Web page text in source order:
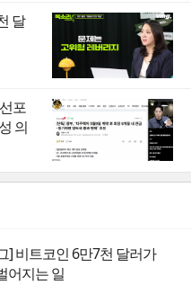
달
포
의
] 비트코인 6만7천 달러가
어지는 일